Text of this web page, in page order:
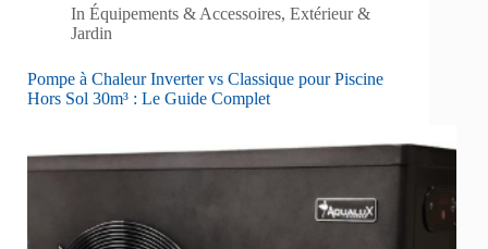
In Équipements & Accessoires,Extérieur &
Jardin
Pompe à Chaleur Inverter vs Classique pour Piscine
Hors Sol 30m³ : Le Guide Complet